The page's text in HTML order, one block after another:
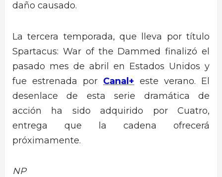
daño causado.
La tercera temporada, que lleva por título
Spartacus: War of the Dammed finalizó el
pasado mes de abril en Estados Unidos y
fue estrenada por Canal+ este verano. El
desenlace de esta serie dramática de
acción ha sido adquirido por Cuatro,
entrega que la cadena ofrecerá
próximamente.
NP